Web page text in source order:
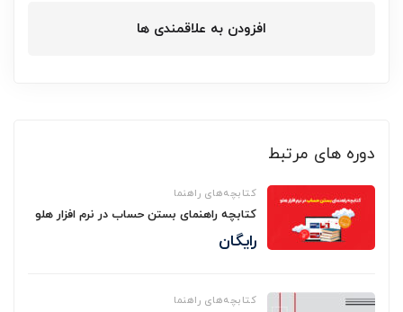
افزودن به علاقمندی ها
دوره های مرتبط
کتابچه‌های راهنما
کتابچه راهنمای بستن حساب در نرم افزار هلو
رایگان
کتابچه‌های راهنما